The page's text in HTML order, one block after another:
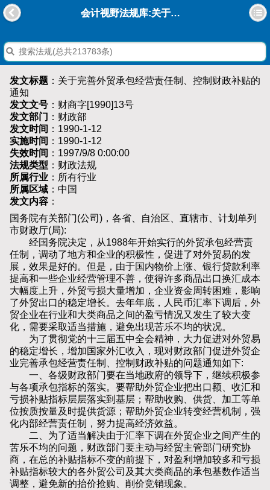
会计视野法规库:关于完善外贸承包经营责任制、控制财政补贴的通知
发文标题 ：关于完善外贸承包经营责任制、控制财政补贴的
通知
发文文号 ：财商字[1990]13号
发文部门 ：财政部
发文时间 ：1990-1-12
实施时间 ：1990-1-12
失效时间 ：1997/9/8 0:00:00
法规类型 ：财政法规
所属行业 ：所有行业
所属区域 ：中国
发文内容 ：
国务院有关部门(公司)，各省、自治区、直辖市、计划单列
市财政厅(局):
经国务院决定，从1988年开始实行的外贸承包经营责
任制，调动了地方和企业的积极性，促进了对外贸易的发
展，效果是好的。但是，由于国内物价上涨、银行贷款利率
提高和一些企业经营管理不善，使得许多商品出口换汇成本
大幅度上升，外贸亏损大量增加，企业资金周转困难，影响
了外贸出口的稳定增长。去年年底，人民币汇率下调后，外
贸企业在行业和大类商品之间的盈亏情况又发生了较大变
化，需要采取适当措施，避免出现苦乐不均的状况。
为了贯彻党的十三届五中全会精神，大力促进对外贸易
的稳定增长，增加国家外汇收入，现对财政部门促进外贸企
业完善承包经营责任制、控制财政补贴的问题通知如下:
一、各级财政部门要在当地政府的领导下，继续积极参
与各项承包指标的落实。要帮助外贸企业把出口额、收汇和
亏损补贴指标层层落实到基层；帮助收购、供货、加工等单
位按质按量及时提供货源；帮助外贸企业转变经营机制，强
化内部经营责任制，努力提高经济效益。
二、为了适当解决由于汇率下调在外贸企业之间产生的
苦乐不均的问题，财政部门要主动与经贸主管部门研究协
商，在总的补贴指标不变的前提下，对盈利增加较多和亏损
补贴指标较大的各外贸公司及其大类商品的承包基数作适当
调整，避免新的抬价抢购、削价竞销现象。